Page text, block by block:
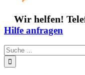
Wir helfen!
Hilfe anfragen
Suche
nach: